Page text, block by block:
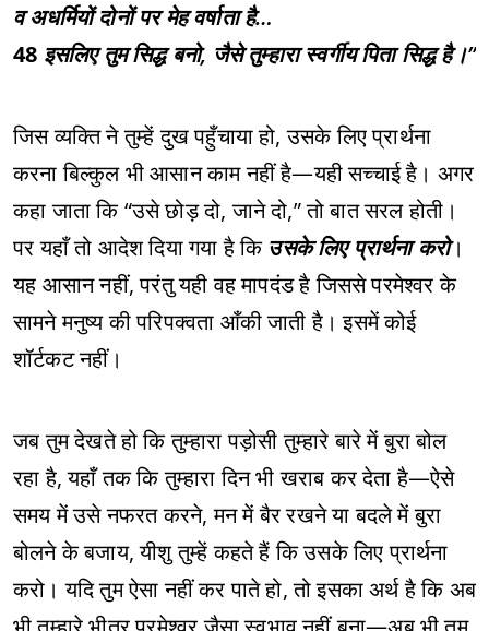
व अधर्मियों दोनों पर मेह वर्षाता है…
48 इसलिए तुम सिद्ध बनो, जैसे तुम्हारा स्वर्गीय पिता सिद्ध है।”
जिस व्यक्ति ने तुम्हें दुख पहुँचाया हो, उसके लिए प्रार्थना
करना बिल्कुल भी आसान काम नहीं है—यही सच्चाई है। अगर
कहा जाता कि “उसे छोड़ दो, जाने दो,” तो बात सरल होती।
पर यहाँ तो आदेश दिया गया है कि उसके लिए प्रार्थना करो।
यह आसान नहीं, परंतु यही वह मापदंड है जिससे परमेश्वर के
सामने मनुष्य की परिपक्वता आँकी जाती है। इसमें कोई
शॉर्टकट नहीं।
जब तुम देखते हो कि तुम्हारा पड़ोसी तुम्हारे बारे में बुरा बोल
रहा है, यहाँ तक कि तुम्हारा दिन भी खराब कर देता है—ऐसे
समय में उसे नफरत करने, मन में बैर रखने या बदले में बुरा
बोलने के बजाय, यीशु तुम्हें कहते हैं कि उसके लिए प्रार्थना
करो। यदि तुम ऐसा नहीं कर पाते हो, तो इसका अर्थ है कि अब